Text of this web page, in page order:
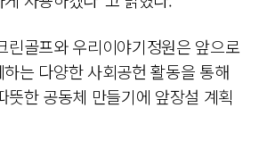
린골프와 우리이야기정원은 앞으로
는 다양한 사회공헌 활동을 통해
뜻한 공동체 만들기에 앞장설 계획